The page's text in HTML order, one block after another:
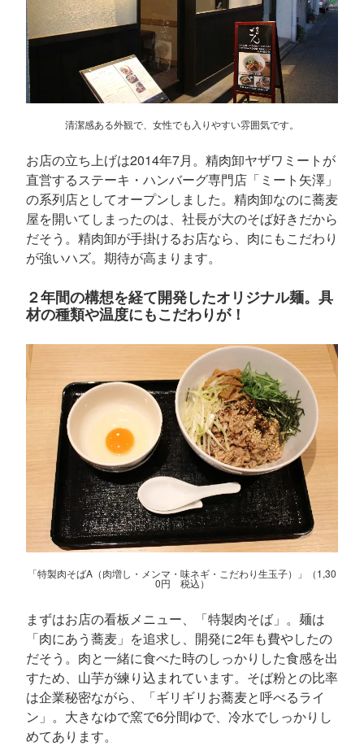
清潔感ある外観で、女性でも入りやすい雰囲気です。
お店の立ち上げは2014年7月。精肉卸ヤザワミートが
直営するステーキ・ハンバーグ専門店「ミート矢澤」
の系列店としてオープンしました。精肉卸なのに蕎麦
屋を開いてしまったのは、社長が大のそば好きだから
だそう。精肉卸が手掛けるお店なら、肉にもこだわり
が強いハズ。期待が高まります。
２年間の構想を経て開発したオリジナル麺。具
材の種類や温度にもこだわりが！
「特製肉そばA（肉増し・メンマ・味ネギ・こだわり生玉子）」（1,30
0円 税込）
まずはお店の看板メニュー、「特製肉そば」。麺は
「肉にあう蕎麦」を追求し、開発に2年も費やしたの
だそう。肉と一緒に食べた時のしっかりした食感を出
すため、山芋が練り込まれています。そば粉との比率
は企業秘密ながら、「ギリギリお蕎麦と呼べるライ
ン」。大きなゆで窯で6分間ゆで、冷水でしっかりし
めてあります。